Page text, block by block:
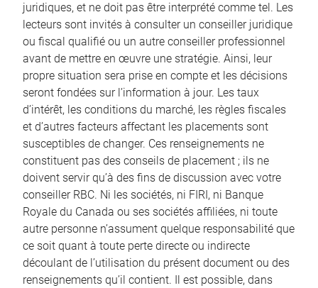
juridiques, et ne doit pas être interprété comme tel. Les
lecteurs sont invités à consulter un conseiller juridique
ou fiscal qualifié ou un autre conseiller professionnel
avant de mettre en œuvre une stratégie. Ainsi, leur
propre situation sera prise en compte et les décisions
seront fondées sur l’information à jour. Les taux
d’intérêt, les conditions du marché, les règles fiscales
et d’autres facteurs affectant les placements sont
susceptibles de changer. Ces renseignements ne
constituent pas des conseils de placement ; ils ne
doivent servir qu’à des fins de discussion avec votre
conseiller RBC. Ni les sociétés, ni FIRI, ni Banque
Royale du Canada ou ses sociétés affiliées, ni toute
autre personne n’assument quelque responsabilité que
ce soit quant à toute perte directe ou indirecte
découlant de l’utilisation du présent document ou des
renseignements qu’il contient. Il est possible, dans